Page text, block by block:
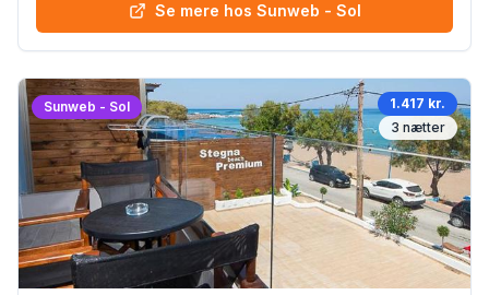
Se mere hos Sunweb - Sol
Sunweb - Sol
1.417 kr.
3 nætter